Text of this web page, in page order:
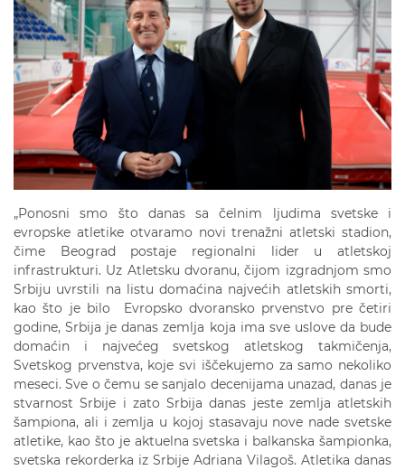
„Ponosni smo što danas sa čelnim ljudima svetske i
evropske atletike otvaramo novi trenažni atletski stadion,
čime Beograd postaje regionalni lider u atletskoj
infrastrukturi. Uz Atletsku dvoranu, čijom izgradnjom smo
Srbiju uvrstili na listu domaćina najvećih atletskih smorti,
kao što je bilo Evropsko dvoransko prvenstvo pre četiri
godine, Srbija je danas zemlja koja ima sve uslove da bude
domaćin i najvećeg svetskog atletskog takmičenja,
Svetskog prvenstva, koje svi iščekujemo za samo nekoliko
meseci. Sve o čemu se sanjalo decenijama unazad, danas je
stvarnost Srbije i zato Srbija danas jeste zemlja atletskih
šampiona, ali i zemlja u kojoj stasavaju nove nade svetske
atletike, kao što je aktuelna svetska i balkanska šampionka,
svetska rekorderka iz Srbije Adriana Vilagoš. Atletika danas